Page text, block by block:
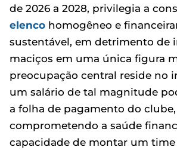
de 2026 a 2028, privilegia a
elenco homogêneo e
sustentável, em detrimento de
maciços em uma única figura
preocupação central reside no
um salário de tal magnitude
a folha de pagamento do clube,
comprometendo a saúde
capacidade de montar um